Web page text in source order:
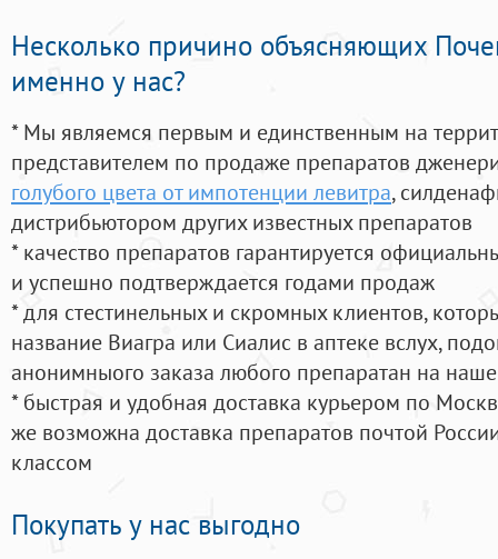
Несколько причино объясняющих
именно у нас?
* Мы являемся первым и единственным на
представителем по продаже препаратов
голубого цвета от импотенции левитра,
дистрибьютором других известных препаратов
* качество препаратов гарантируется
и успешно подтверждается годами продаж
* для стестинельных и скромных клиентов,
название Виагра или Сиалис в аптеке вслух,
анонимныого заказа любого препаратан на
* быстрая и удобная доставка курьером по
же возможна доставка препаратов почтой
классом
Покупать у нас выгодно